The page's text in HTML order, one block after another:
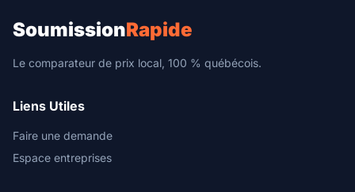
SoumissionRapide
Le comparateur de prix local, 100 % québécois.
Liens Utiles
Faire une demande
Espace entreprises